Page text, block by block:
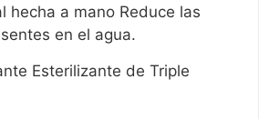
hecha a mano Reduce las
en el agua.
Esterilizante de Triple